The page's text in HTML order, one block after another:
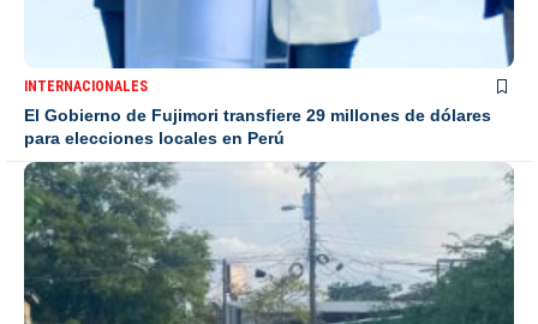
INTERNACIONALES
El Gobierno de Fujimori transfiere 29 millones de dólares
para elecciones locales en Perú